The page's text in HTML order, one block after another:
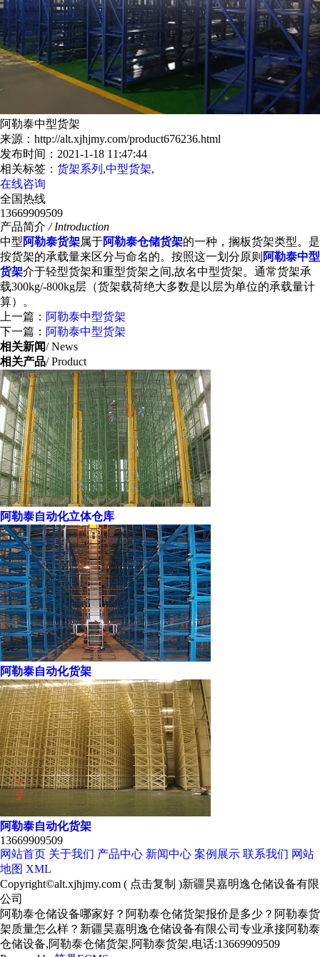
阿勒泰中型货架
来源：http://alt.xjhjmy.com/product676236.html
发布时间：2021-1-18 11:47:44
相关标签： 货架系列 ,中型货架,
在线咨询
全国热线
13669909509
产品简介 / Introduction
中型阿勒泰货架属于阿勒泰仓储货架的一种，搁板货架类型。是
按货架的承载量来区分与命名的。按照这一划分原则 阿勒泰中型
货架介于轻型货架和重型货架之间,故名中型货架。通常货架承
载300kg/-800kg层（货架载荷绝大多数是以层为单位的承载量计
算）。
上一篇： 阿勒泰中型货架
下一篇： 阿勒泰中型货架
相关新闻/ News
相关产品/ Product
阿勒泰自动化立体仓库
阿勒泰自动化货架
阿勒泰自动化货架
13669909509
网站首页 关于我们 产品中心 新闻中心 案例展示 联系我们 网站
地图 XML
Copyright©alt.xjhjmy.com ( 点击复制 )新疆昊嘉明逸仓储设备有限
公司
阿勒泰仓储设备哪家好？阿勒泰仓储货架报价是多少？阿勒泰货
架质量怎么样？新疆昊嘉明逸仓储设备有限公司专业承接阿勒泰
仓储设备,阿勒泰仓储货架,阿勒泰货架,电话:13669909509